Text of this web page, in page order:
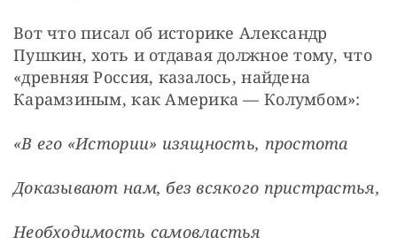
Вот что писал об историке Александр
Пушкин, хоть и отдавая должное тому, что
«древняя Россия, казалось, найдена
Карамзиным, как Америка — Колумбом»:
«В его «Истории» изящность, простота
Доказывают нам, без всякого пристрастья,
Необходимость самовластья